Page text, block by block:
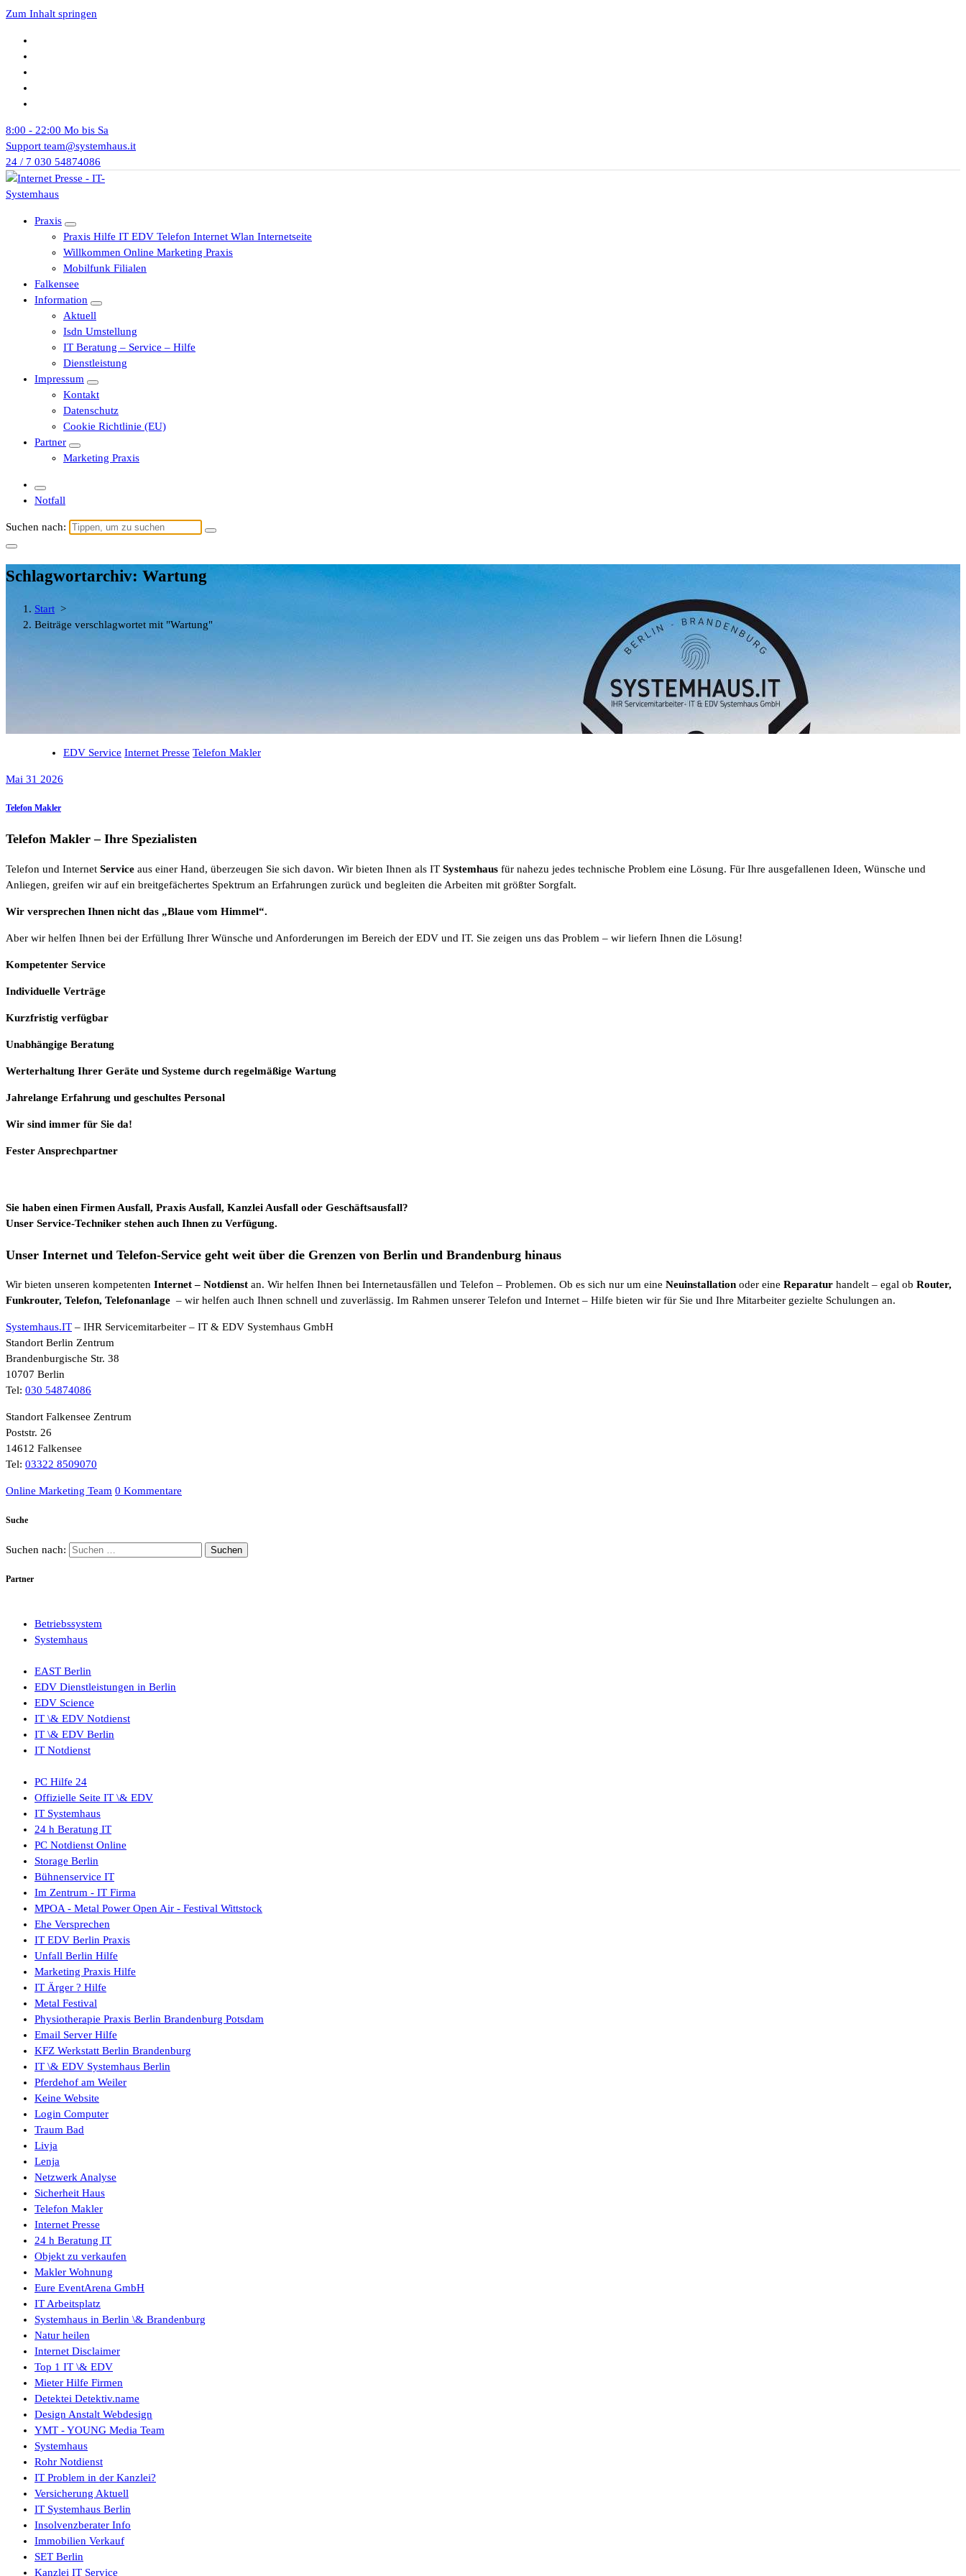
Zum Inhalt springen
8:00 - 22:00 Mo bis Sa
Support team@systemhaus.it
24 / 7 030 54874086
Praxis
Praxis Hilfe IT EDV Telefon Internet Wlan Internetseite
Willkommen Online Marketing Praxis
Mobilfunk Filialen
Falkensee
Information
Aktuell
Isdn Umstellung
IT Beratung – Service – Hilfe
Dienstleistung
Impressum
Kontakt
Datenschutz
Cookie Richtlinie (EU)
Partner
Marketing Praxis
Notfall
Suchen nach:
Schlagwortarchiv: Wartung
Start >
Beiträge verschlagwortet mit "Wartung"
EDV Service Internet Presse Telefon Makler
Mai 31 2026
Telefon Makler
Telefon Makler – Ihre Spezialisten
Telefon und Internet Service aus einer Hand, überzeugen Sie sich davon. Wir bieten Ihnen als IT Systemhaus für nahezu jedes technische Problem eine Lösung. Für Ihre ausgefallenen Ideen, Wünsche und
Anliegen, greifen wir auf ein breitgefächertes Spektrum an Erfahrungen zurück und begleiten die Arbeiten mit größter Sorgfalt.
Wir versprechen Ihnen nicht das „Blaue vom Himmel“.
Aber wir helfen Ihnen bei der Erfüllung Ihrer Wünsche und Anforderungen im Bereich der EDV und IT. Sie zeigen uns das Problem – wir liefern Ihnen die Lösung!
Kompetenter Service
Individuelle Verträge
Kurzfristig verfügbar
Unabhängige Beratung
Werterhaltung Ihrer Geräte und Systeme durch regelmäßige Wartung
Jahrelange Erfahrung und geschultes Personal
Wir sind immer für Sie da!
Fester Ansprechpartner
Sie haben einen Firmen Ausfall, Praxis Ausfall, Kanzlei Ausfall oder Geschäftsausfall?
Unser Service-Techniker stehen auch Ihnen zu Verfügung.
Unser Internet und Telefon-Service geht weit über die Grenzen von Berlin und Brandenburg hinaus
Wir bieten unseren kompetenten Internet– Notdienst an. Wir helfen Ihnen bei Internetausfällen und Telefon – Problemen. Ob es sich nur um eine Neuinstallation oder eine Reparatur handelt – egal ob Router,
Funkrouter, Telefon, Telefonanlage – wir helfen auch Ihnen schnell und zuverlässig. Im Rahmen unserer Telefon und Internet – Hilfe bieten wir für Sie und Ihre Mitarbeiter gezielte Schulungen an.
Systemhaus.IT – IHR Servicemitarbeiter – IT & EDV Systemhaus GmbH
Standort Berlin Zentrum
Brandenburgische Str. 38
10707 Berlin
Tel: 030 54874086
Standort Falkensee Zentrum
Poststr. 26
14612 Falkensee
Tel: 03322 8509070
Online Marketing Team 0 Kommentare
Suche
Suchen nach:
Partner
Betriebssystem
Systemhaus
EAST Berlin
EDV Dienstleistungen in Berlin
EDV Science
IT \& EDV Notdienst
IT \& EDV Berlin
IT Notdienst
PC Hilfe 24
Offizielle Seite IT \& EDV
IT Systemhaus
24 h Beratung IT
PC Notdienst Online
Storage Berlin
Bühnenservice IT
Im Zentrum - IT Firma
MPOA - Metal Power Open Air - Festival Wittstock
Ehe Versprechen
IT EDV Berlin Praxis
Unfall Berlin Hilfe
Marketing Praxis Hilfe
IT Ärger ? Hilfe
Metal Festival
Physiotherapie Praxis Berlin Brandenburg Potsdam
Email Server Hilfe
KFZ Werkstatt Berlin Brandenburg
IT \& EDV Systemhaus Berlin
Pferdehof am Weiler
Keine Website
Login Computer
Traum Bad
Livja
Lenja
Netzwerk Analyse
Sicherheit Haus
Telefon Makler
Internet Presse
24 h Beratung IT
Objekt zu verkaufen
Makler Wohnung
Eure EventArena GmbH
IT Arbeitsplatz
Systemhaus in Berlin \& Brandenburg
Natur heilen
Internet Disclaimer
Top 1 IT \& EDV
Mieter Hilfe Firmen
Detektei Detektiv.name
Design Anstalt Webdesign
YMT - YOUNG Media Team
Systemhaus
Rohr Notdienst
IT Problem in der Kanzlei?
Versicherung Aktuell
IT Systemhaus Berlin
Insolvenzberater Info
Immobilien Verkauf
SET Berlin
Kanzlei IT Service